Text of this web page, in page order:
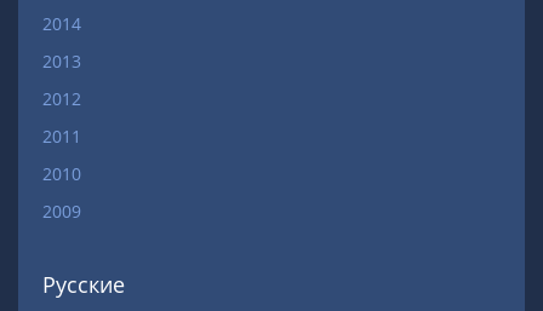
2014
2013
2012
2011
2010
2009
Русские